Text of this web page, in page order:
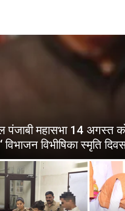
पंजाबी महासभा 14 अगस्त को
विभाजन विभीषिका स्मृति